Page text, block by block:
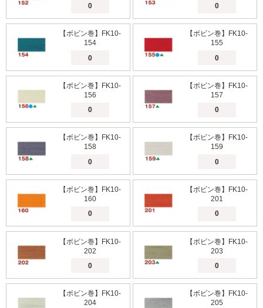
【ボビン巻】FK10-
154
【ボビン巻】FK10-
155
【ボビン巻】FK10-
156
【ボビン巻】FK10-
157
【ボビン巻】FK10-
158
【ボビン巻】FK10-
159
【ボビン巻】FK10-
160
【ボビン巻】FK10-
201
【ボビン巻】FK10-
202
【ボビン巻】FK10-
203
【ボビン巻】FK10-
204
【ボビン巻】FK10-
205